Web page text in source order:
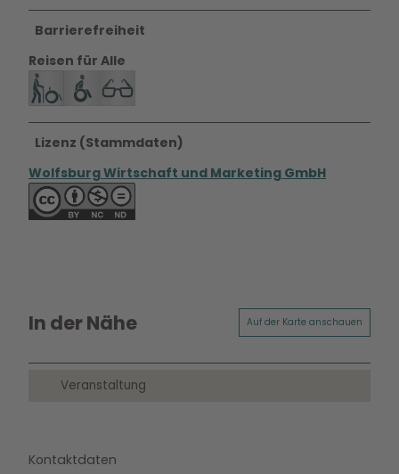
Barrierefreiheit
Reisen für Alle
Lizenz (Stammdaten)
Wolfsburg Wirtschaft und Marketing GmbH
In der Nähe Auf der Karte anschauen
Veranstaltung
Kontaktdaten